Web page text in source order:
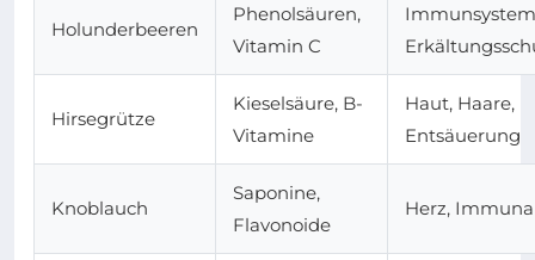
Holunderbeeren
Phenolsäuren,
Vitamin C
Hirsegrütze
Kieselsäure, B-
Vitamine
Haut, Haare,
Entsäuerung
Knoblauch
Saponine,
Flavonoide
Herz,